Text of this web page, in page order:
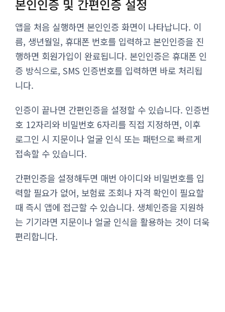
본인인증 및 간편인증 설정
앱을 처음 실행하면 본인인증 화면이 나타납니다. 이
름, 생년월일, 휴대폰 번호를 입력하고 본인인증을 진
행하면 회원가입이 완료됩니다. 본인인증은 휴대폰 인
증 방식으로, SMS 인증번호를 입력하면 바로 처리됩
니다.
인증이 끝나면 간편인증을 설정할 수 있습니다. 인증번
호 12자리와 비밀번호 6자리를 직접 지정하면, 이후
로그인 시 지문이나 얼굴 인식 또는 패턴으로 빠르게
접속할 수 있습니다.
간편인증을 설정해두면 매번 아이디와 비밀번호를 입
력할 필요가 없어, 보험료 조회나 자격 확인이 필요할
때 즉시 앱에 접근할 수 있습니다. 생체인증을 지원하
는 기기라면 지문이나 얼굴 인식을 활용하는 것이 더욱
편리합니다.